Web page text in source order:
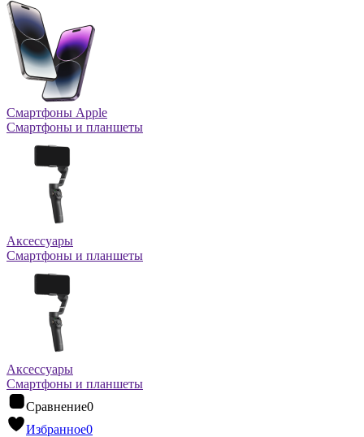
Смартфоны Apple
Смартфоны и планшеты
Аксессуары
Смартфоны и планшеты
Аксессуары
Смартфоны и планшеты
Сравнение0
Избранное0